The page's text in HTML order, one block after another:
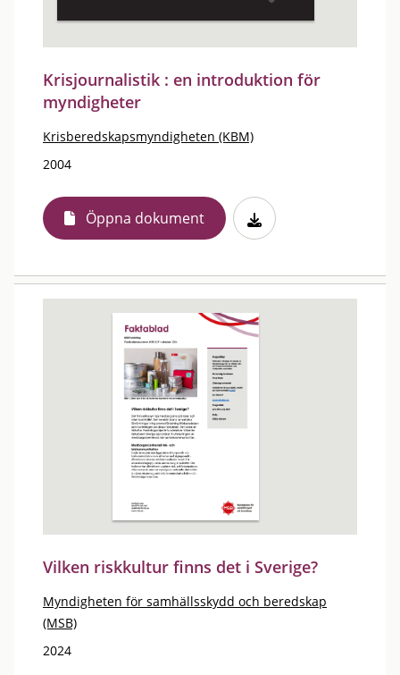
Krisjournalistik : en introduktion för
myndigheter
Krisberedskapsmyndigheten (KBM)
2004
Öppna dokument
Vilken riskkultur finns det i Sverige?
Myndigheten för samhällsskydd och beredskap
(MSB)
2024